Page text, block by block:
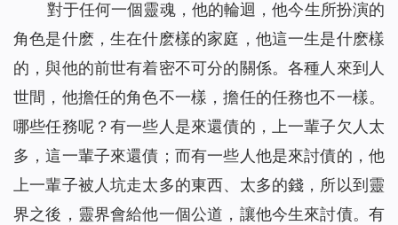
對于任何一個靈魂，他的輪迴，他今生所扮演的
角色是什麽，生在什麽樣的家庭，他這一生是什麽樣
的，與他的前世有着密不可分的關係。各種人來到人
世間，他擔任的角色不一樣，擔任的任務也不一樣。
哪些任務呢？有一些人是來還債的，上一輩子欠人太
多，這一輩子來還債；而有一些人他是來討債的，他
上一輩子被人坑走太多的東西、太多的錢，所以到靈
界之後，靈界會給他一個公道，讓他今生來討債。有